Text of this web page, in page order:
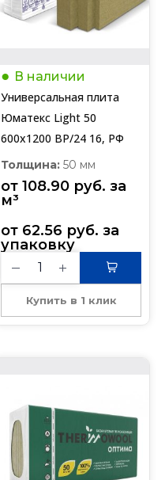
В наличии
Универсальная плита
Юматекс Light 50
600х1200 BP/24 16, РФ
Толщина: 50 мм
от 108.90 руб.
м³
от 62.56 руб.
упаковку
Купить в 1 клик